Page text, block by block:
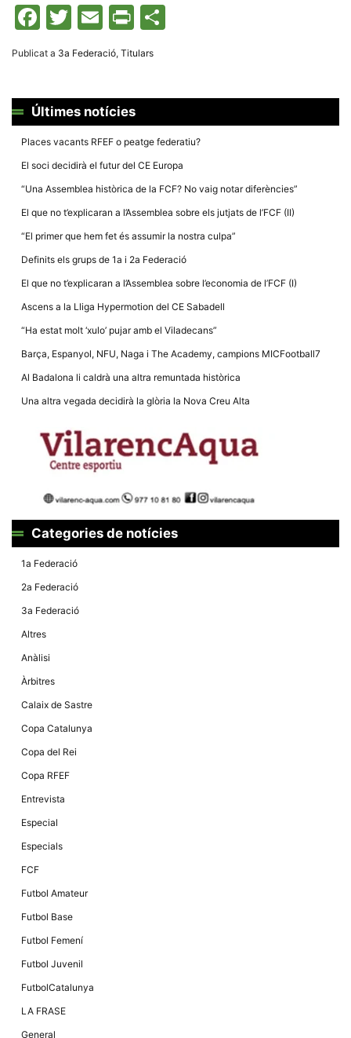
Facebook
Twitter
Email
Print
Publicat a 3a Federació, Titulars
Últimes notícies
Places vacants RFEF o peatge federatiu?
El soci decidirà el futur del CE Europa
“Una Assemblea històrica de la FCF? No vaig notar diferències”
El que no t’explicaran a l’Assemblea sobre els jutjats de l’FCF (II)
“El primer que hem fet és assumir la nostra culpa”
Definits els grups de 1a i 2a Federació
El que no t’explicaran a l’Assemblea sobre l’economia de l’FCF (I)
Ascens a la Lliga Hypermotion del CE Sabadell
“Ha estat molt ‘xulo’ pujar amb el Viladecans”
Barça, Espanyol, NFU, Naga i The Academy, campions MICFootball7
Al Badalona li caldrà una altra remuntada històrica
Una altra vegada decidirà la glòria la Nova Creu Alta
Categories de notícies
1a Federació
2a Federació
3a Federació
Altres
Anàlisi
Àrbitres
Calaix de Sastre
Copa Catalunya
Copa del Rei
Copa RFEF
Entrevista
Especial
Especials
FCF
Futbol Amateur
Futbol Base
Futbol Femení
Futbol Juvenil
FutbolCatalunya
LA FRASE
General
dades en el seu
possible. Si
rebutja
aquestes
cookies
algunes
funcionalitats
En compartir
interessos i
mentre
nostre lloc
la possibilitat
de mirar
només
contingut
personalitzat.